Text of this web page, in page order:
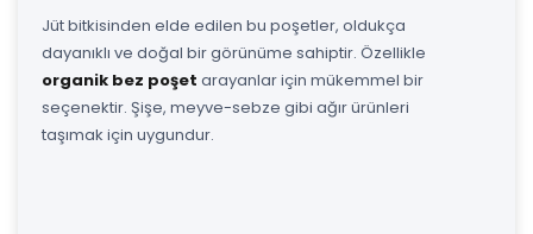
Jüt bitkisinden elde edilen bu poşetler, oldukça
dayanıklı ve doğal bir görünüme sahiptir. Özellikle
organik bez poşet arayanlar için mükemmel bir
seçenektir. Şişe, meyve-sebze gibi ağır ürünleri
taşımak için uygundur.